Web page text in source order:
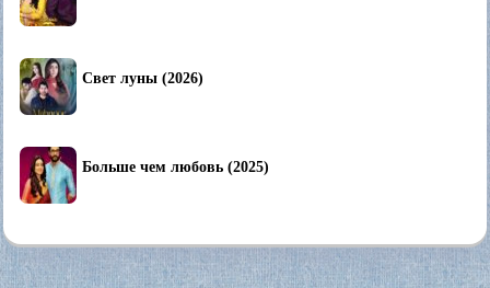
Свет луны (2026)
Больше чем любовь (2025)